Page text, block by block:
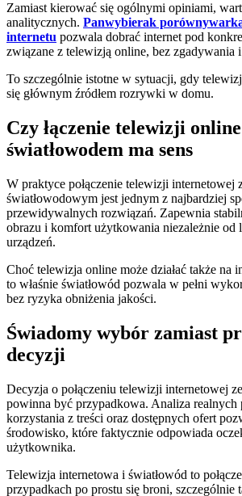
Zamiast kierować się ogólnymi opiniami,
analitycznych. Panwybierak
internetu pozwala dobrać internet pod
związane z telewizją online, bez zgadywania
To szczególnie istotne w sytuacji, gdy
się głównym źródłem rozrywki w domu.
Czy łączenie telewizji
światłowodem ma sens
W praktyce połączenie telewizji internetowej
światłowodowym jest jednym z najbardziej
przewidywalnych rozwiązań. Zapewnia
obrazu i komfort użytkowania niezależnie
urządzeń.
Choć telewizja online może działać także na
to właśnie światłowód pozwala w pełni
bez ryzyka obniżenia jakości.
Świadomy wybór zamiast
decyzji
Decyzja o połączeniu telewizji internetowej
powinna być przypadkowa. Analiza realnych
korzystania z treści oraz dostępnych ofert
środowisko, które faktycznie odpowiada
użytkownika.
Telewizja internetowa i światłowód to
przypadkach po prostu się broni, szczególnie